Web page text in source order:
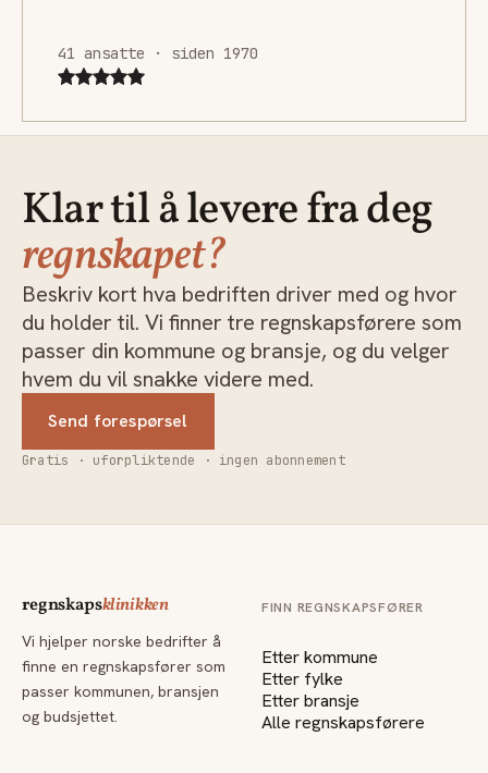
41 ansatte · siden 1970
Klar til å levere fra deg
regnskapet?
Beskriv kort hva bedriften driver med og hvor
du holder til. Vi finner tre regnskapsførere som
passer din kommune og bransje, og du velger
hvem du vil snakke videre med.
Send forespørsel
Gratis · uforpliktende · ingen abonnement
regnskapsklinikken
Vi hjelper norske bedrifter å
finne en regnskapsfører som
passer kommunen, bransjen
og budsjettet.
FINN REGNSKAPSFØRER
Etter kommune
Etter fylke
Etter bransje
Alle regnskapsførere